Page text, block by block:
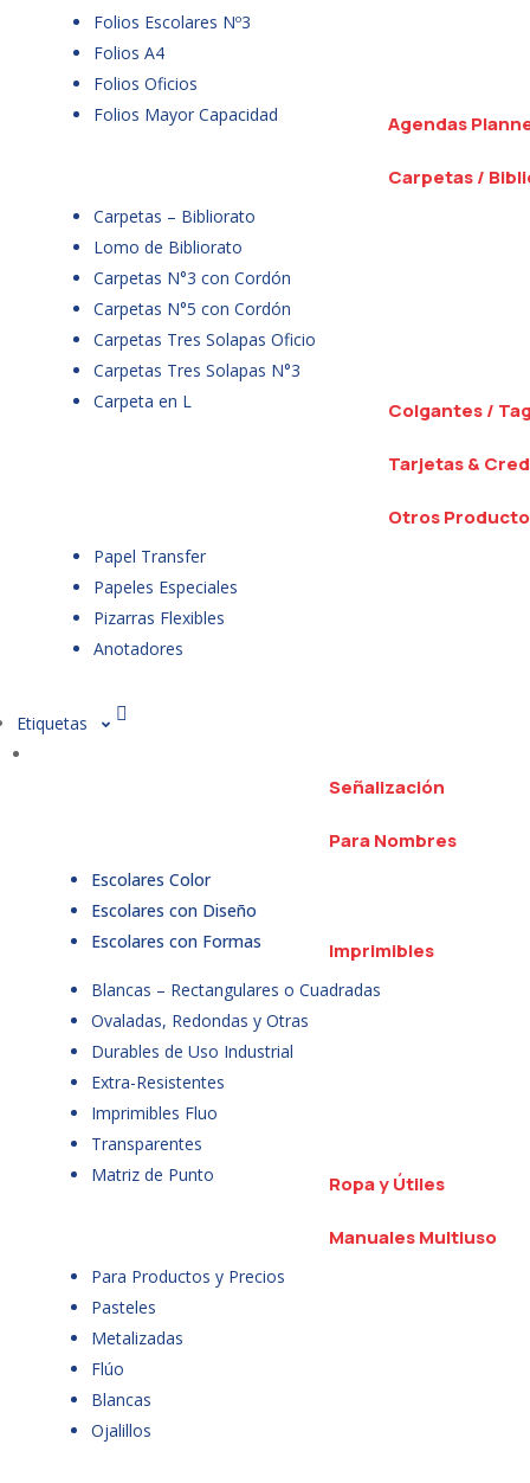
Folios Escolares Nº3
Folios A4
Folios Oficios
Folios Mayor Capacidad
Agendas
Carpetas /
Carpetas – Bibliorato
Lomo de Bibliorato
Carpetas N°3 con Cordón
Carpetas N°5 con Cordón
Carpetas Tres Solapas Oficio
Carpetas Tres Solapas N°3
Carpeta en L
Colgantes /
Tarjetas &
Otros
Papel Transfer
Papeles Especiales
Pizarras Flexibles
Anotadores
Etiquetas
Señalización
Para Nombres
Escolares Color
Escolares con Diseño
Escolares con Formas
Imprimibles
Blancas – Rectangulares o Cuadradas
Ovaladas, Redondas y Otras
Durables de Uso Industrial
Extra-Resistentes
Imprimibles Fluo
Transparentes
Matriz de Punto
Ropa y Útiles
Manuales Multiuso
Para Productos y Precios
Pasteles
Metalizadas
Flúo
Blancas
Ojalillos